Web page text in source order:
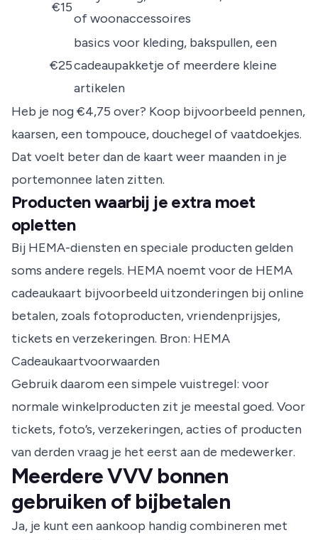
€15
of woonaccessoires
€25
basics voor kleding, bakspullen, een
cadeaupakketje of meerdere kleine
artikelen
Heb je nog €4,75 over? Koop bijvoorbeeld pennen,
kaarsen, een tompouce, douchegel of vaatdoekjes.
Dat voelt beter dan de kaart weer maanden in je
portemonnee laten zitten.
Producten waarbij je extra moet
opletten
Bij HEMA-diensten en speciale producten gelden
soms andere regels. HEMA noemt voor de HEMA
cadeaukaart bijvoorbeeld uitzonderingen bij online
betalen, zoals fotoproducten, vriendenprijsjes,
tickets en verzekeringen. Bron: HEMA
Cadeaukaartvoorwaarden
Gebruik daarom een simpele vuistregel: voor
normale winkelproducten zit je meestal goed. Voor
tickets, foto’s, verzekeringen, acties of producten
van derden vraag je het eerst aan de medewerker.
Meerdere VVV bonnen
gebruiken of bijbetalen
Ja, je kunt een aankoop handig combineren met